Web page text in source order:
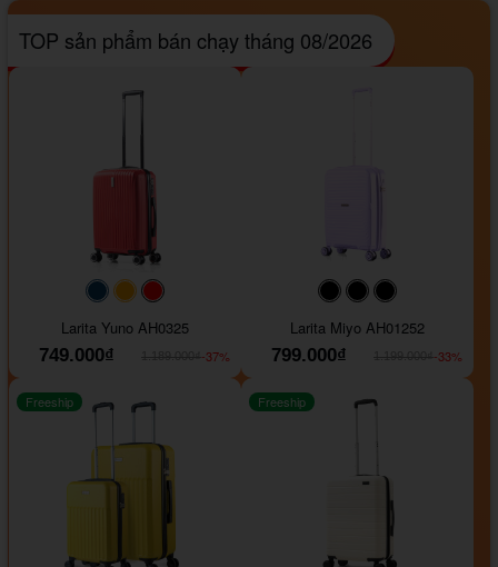
TOP sản phẩm bán chạy tháng 08/2026
#093f69#ffa500
Larita Yuno AH0325
749.000₫
-37%
#000000#000000
Larita Miyo AH01252
799.000₫
-33%
Freeship Freeship